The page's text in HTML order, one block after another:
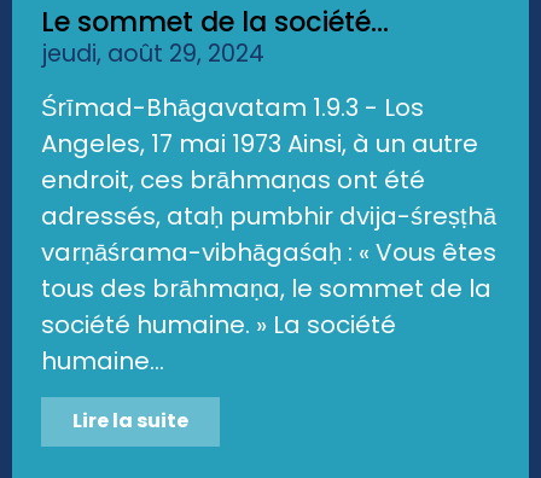
Le sommet de la société...
jeudi, août 29, 2024
Śrīmad-Bhāgavatam 1.9.3 - Los
Angeles, 17 mai 1973 Ainsi, à un autre
endroit, ces brāhmaṇas ont été
adressés, ataḥ pumbhir dvija-śreṣṭhā
varṇāśrama-vibhāgaśaḥ : « Vous êtes
tous des brāhmaṇa, le sommet de la
société humaine. » La société
humaine...
Lire la suite